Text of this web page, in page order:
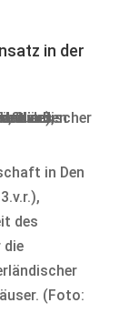
in der
in Den
des
die
(Foto: